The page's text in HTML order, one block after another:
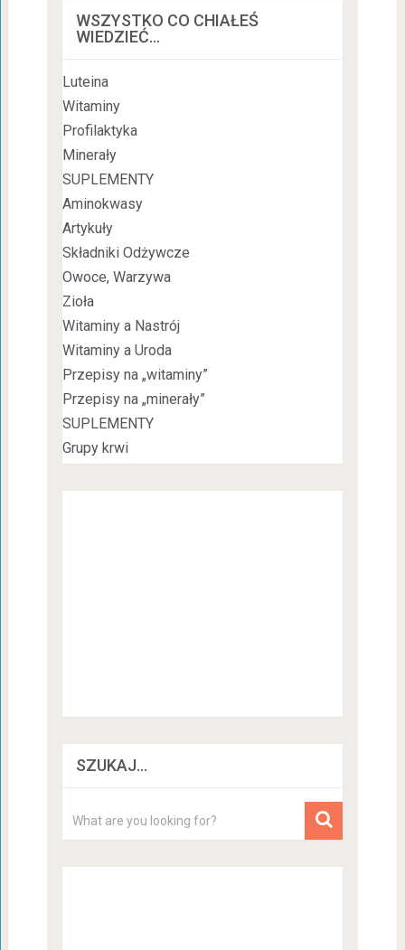
WSZYSTKO CO CHIAŁEŚ
WIEDZIEĆ…
Luteina
Witaminy
Profilaktyka
Minerały
SUPLEMENTY
Aminokwasy
Artykuły
Składniki Odżywcze
Owoce, Warzywa
Zioła
Witaminy a Nastrój
Witaminy a Uroda
Przepisy na „witaminy”
Przepisy na „minerały”
SUPLEMENTY
Grupy krwi
SZUKAJ…